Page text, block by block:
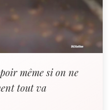
même si on ne
tout va